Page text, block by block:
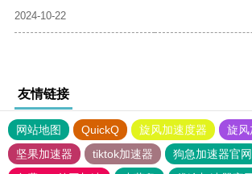
2024-10-22
友情链接
网站地图 QuickQ 旋风加速度器
旋风
坚果加速器
tiktok加速器
狗急加速器官网